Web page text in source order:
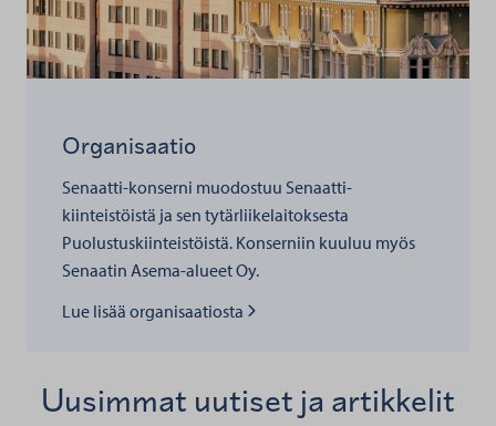
Organisaatio
Senaatti-konserni muodostuu Senaatti-
kiinteistöistä ja sen tytärliikelaitoksesta
Puolustuskiinteistöistä. Konserniin kuuluu myös
Senaatin Asema-alueet Oy.
Lue lisää kohteesta
Lue lisää organisaatiosta
Uusimmat uutiset ja artikkelit